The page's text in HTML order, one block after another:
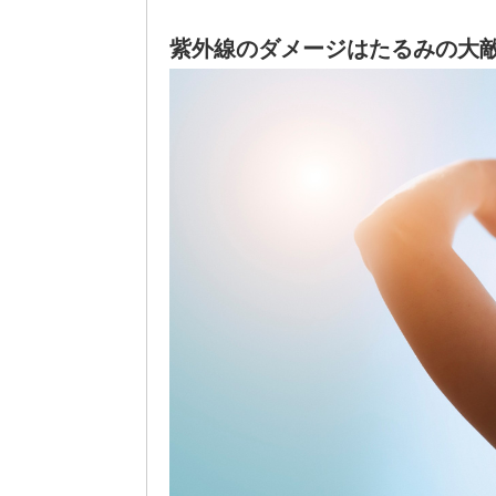
紫外線のダメージはたるみの大